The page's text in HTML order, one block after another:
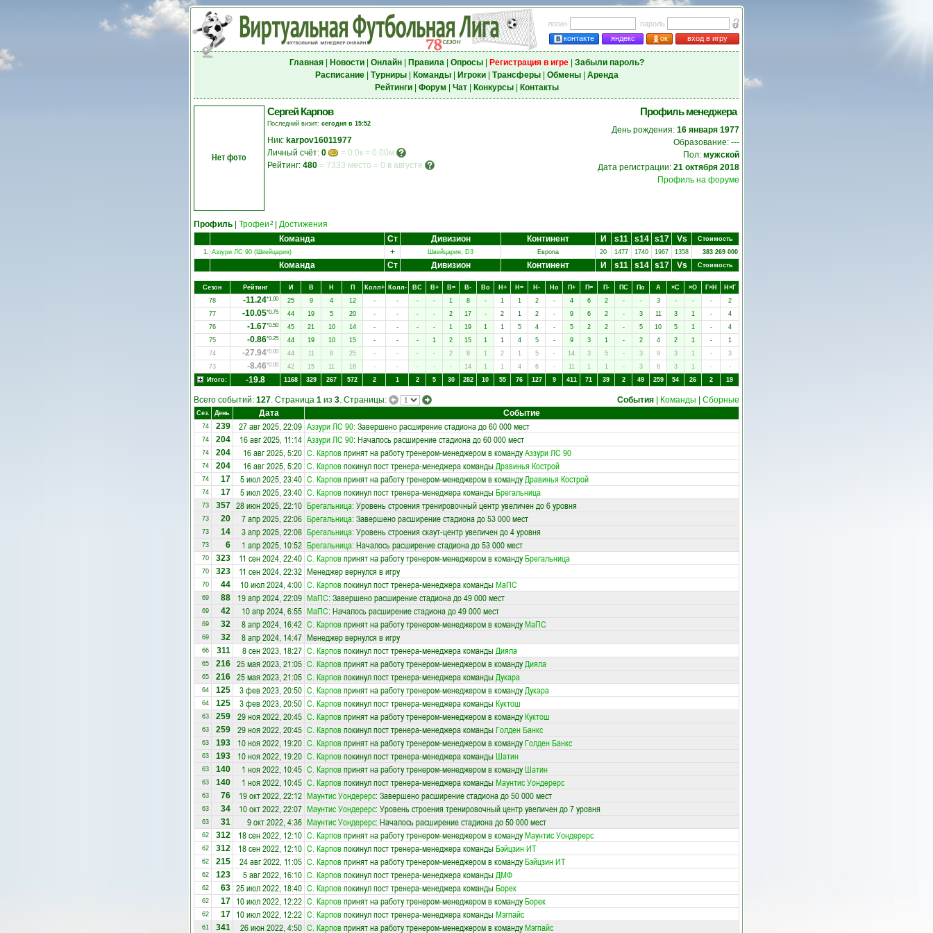
логин
пароль
контакте
яндекс ок вход в игру
Главная| Новости| Онлайн| Правила| Опросы| Регистрация в игре| Забыли пароль?
Расписание| Турниры| Команды| Игроки| Трансферы| Обмены| Аренда
Рейтинги| Форум Чат| Конкурсы| Контакты
Нет фото
Сергей Карпов
Последний визит: сегодня в 15:52
Ник: karpov16011977
Личный счёт: 0
= 0.0к = 0.00м
Рейтинг: 480 = 7333 место = 0 в августе
Профиль менеджера
День рождения: 16 января 1977
Образование: ---
Пол: мужской
Дата регистрации: 21 октября 2018
Профиль на форуме
Профиль Трофеи 2
Достижения
Команда
Ст Дивизион Континент И s11 s14 s17 Vs
Стоимость
1. Аззури ЛС 90 (Швейцария) + Швейцария, D3 Европа 20 1477 1740 1967 1358 383 269 000
Команда Ст Дивизион Континент И s11 s14 s17 Vs Стоимость
Сезон Рейтинг И В Н П Колл+ Колл- ВC В+ В= В- Вo Н+ Н= Н- Нo П+ П= П- ПC Пo А ×C ×O Г×Н
Н×Г
78
-11.24*1.00 25 9 4 12 - - - - 1 8 - 1 1 2 - 4 6 2 - - 3 - - -
2
77
-10.05*0.75 44 19 5 20 - - - - 2 17 - 2 1 2 - 9 6 2 - 3 11 3 1 -
4
76
-1.67*0.50 45 21 10 14 - - - - 1 19 1 1 5 4 - 5 2 2 - 5 10 5 1 -
4
75
-0.86*0.25 44 19 10 15 - - - 1 2 15 1 1 4 5 - 9 3 1 - 2 4 2 1 -
1
74
-27.94*0.00 44 11 8 25 - - - - 2 8 1 2 1 5 - 14 3 5 - 3 9 3 1 -
3
73
-8.46*0.00 42 15 11 16 - - - - - 14 1 1 4 6 - 11 1 1 - 3 8 3 1 -
-
Итого:
-19.8 1168 329 267 572 2 1 2 5 30 282 10 55 76 127 9 411 71 39 2 49 259 54 26 2 19
Всего событий: 127. Страница 1 из 3. Страницы: События Команды Сборные
Сез. День Дата Событие
74 239 27 авг 2025, 22:09 Аззури ЛС 90: Завершено расширение стадиона до 60 000 мест
74 204 16 авг 2025, 11:14 Аззури ЛС 90: Началось расширение стадиона до 60 000 мест
74 204 16 авг 2025, 5:20 С. Карповпринят на работу тренером-менеджером в командуАззури ЛС 90
74 204 16 авг 2025, 5:20 С. Карповпокинул пост тренера-менеджера командыДравинья Кострой
74 17 5 июл 2025, 23:40 С. Карповпринят на работу тренером-менеджером в командуДравинья Кострой
74 17 5 июл 2025, 23:40 С. Карповпокинул пост тренера-менеджера командыБрегальница
73 357 28 июн 2025, 22:10 Брегальница: Уровень строения тренировочный центр увеличен до 6 уровня
73 20 7 апр 2025, 22:06 Брегальница: Завершено расширение стадиона до 53 000 мест
73 14 3 апр 2025, 22:08 Брегальница: Уровень строения скаут-центр увеличен до 4 уровня
73 6 1 апр 2025, 10:52 Брегальница: Началось расширение стадиона до 53 000 мест
70 323 11 сен 2024, 22:40 С. Карповпринят на работу тренером-менеджером в командуБрегальница
70 323 11 сен 2024, 22:32 Менеджер вернулся в игру
70 44 10 июл 2024, 4:00 С. Карповпокинул пост тренера-менеджера командыМаПС
69 88 19 апр 2024, 22:09 МаПС: Завершено расширение стадиона до 49 000 мест
69 42 10 апр 2024, 6:55 МаПС: Началось расширение стадиона до 49 000 мест
69 32 8 апр 2024, 16:42 С. Карповпринят на работу тренером-менеджером в командуМаПС
69 32 8 апр 2024, 14:47 Менеджер вернулся в игру
66 311 8 сен 2023, 18:27 С. Карповпокинул пост тренера-менеджера командыДияла
65 216 25 мая 2023, 21:05 С. Карповпринят на работу тренером-менеджером в командуДияла
65 216 25 мая 2023, 21:05 С. Карповпокинул пост тренера-менеджера команды Дукара
64 125 3 фев 2023, 20:50 С. Карповпринят на работу тренером-менеджером в командуДукара
64 125 3 фев 2023, 20:50 С. Карповпокинул пост тренера-менеджера командыКуктош
63 259 29 ноя 2022, 20:45 С. Карповпринят на работу тренером-менеджером в командуКуктош
63 259 29 ноя 2022, 20:45 С. Карповпокинул пост тренера-менеджера команды Голден Банкс
63 193 10 ноя 2022, 19:20 С. Карповпринят на работу тренером-менеджером в командуГолден Банкс
63 193 10 ноя 2022, 19:20 С. Карповпокинул пост тренера-менеджера команды Шатин
63 140 1 ноя 2022, 10:45 С. Карповпринят на работу тренером-менеджером в командуШатин
63 140 1 ноя 2022, 10:45 С. Карповпокинул пост тренера-менеджера команды Маунтис Уондерерс
63 76 19 окт 2022, 22:12 Маунтис Уондерерс: Завершено расширение стадиона до 50 000 мест
63 34 10 окт 2022, 22:07 Маунтис Уондерерс: Уровень строения тренировочный центр увеличен до 7 уровня
63 31 9 окт 2022, 4:36 Маунтис Уондерерс: Началось расширение стадиона до 50 000 мест
62 312 18 сен 2022, 12:10 С. Карповпринят на работу тренером-менеджером в командуМаунтис Уондерерс
62 312 18 сен 2022, 12:10 С. Карповпокинул пост тренера-менеджера командыБэйцзин ИТ
62 215 24 авг 2022, 11:05 С. Карповпринят на работу тренером-менеджером в командуБэйцзин ИТ
62 123 5 авг 2022, 16:10 С. Карповпокинул пост тренера-менеджера командыДМФ
62 63 25 июл 2022, 18:40 С. Карповпокинул пост тренера-менеджера командыБорек
62 17 10 июл 2022, 12:22 С. Карповпринят на работу тренером-менеджером в командуБорек
62 17 10 июл 2022, 12:22 С. Карповпокинул пост тренера-менеджера командыМэгпайс
61 341 26 июн 2022, 4:50 С. Карповпринят на работу тренером-менеджером в командуМэгпайс